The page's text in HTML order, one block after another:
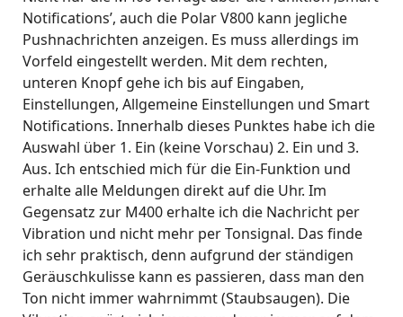
Notifications’, auch die Polar V800 kann jegliche
Pushnachrichten anzeigen. Es muss allerdings im
Vorfeld eingestellt werden. Mit dem rechten,
unteren Knopf gehe ich bis auf Eingaben,
Einstellungen, Allgemeine Einstellungen und Smart
Notifications. Innerhalb dieses Punktes habe ich die
Auswahl über 1. Ein (keine Vorschau) 2. Ein und 3.
Aus. Ich entschied mich für die Ein-Funktion und
erhalte alle Meldungen direkt auf die Uhr. Im
Gegensatz zur M400 erhalte ich die Nachricht per
Vibration und nicht mehr per Tonsignal. Das finde
ich sehr praktisch, denn aufgrund der ständigen
Geräuschkulisse kann es passieren, dass man den
Ton nicht immer wahrnimmt (Staubsaugen). Die